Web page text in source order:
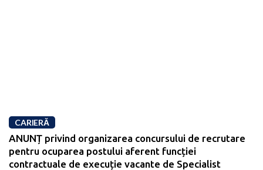
CARIERĂ
ANUNȚ privind organizarea concursului de recrutare
pentru ocuparea postului aferent funcției
contractuale de execuție vacante de Specialist